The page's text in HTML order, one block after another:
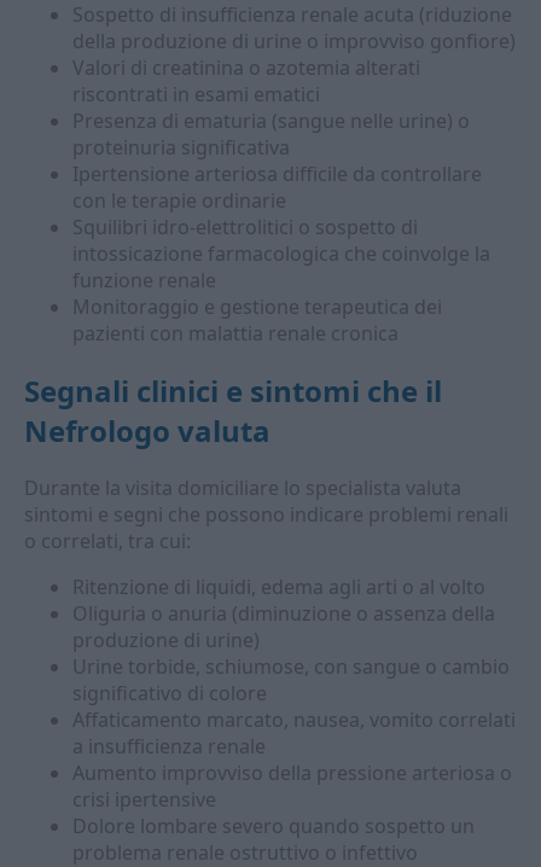
Sospetto di insufficienza renale acuta (riduzione
della produzione di urine o improvviso gonfiore)
Valori di creatinina o azotemia alterati
riscontrati in esami ematici
Presenza di ematuria (sangue nelle urine) o
proteinuria significativa
Ipertensione arteriosa difficile da controllare
con le terapie ordinarie
Squilibri idro-elettrolitici o sospetto di
intossicazione farmacologica che coinvolge la
funzione renale
Monitoraggio e gestione terapeutica dei
pazienti con malattia renale cronica
Segnali clinici e sintomi che il
Nefrologo valuta
Durante la visita domiciliare lo specialista valuta
sintomi e segni che possono indicare problemi renali
o correlati, tra cui:
Ritenzione di liquidi, edema agli arti o al volto
Oliguria o anuria (diminuzione o assenza della
produzione di urine)
Urine torbide, schiumose, con sangue o cambio
significativo di colore
Affaticamento marcato, nausea, vomito correlati
a insufficienza renale
Aumento improvviso della pressione arteriosa o
crisi ipertensive
Dolore lombare severo quando sospetto un
problema renale ostruttivo o infettivo